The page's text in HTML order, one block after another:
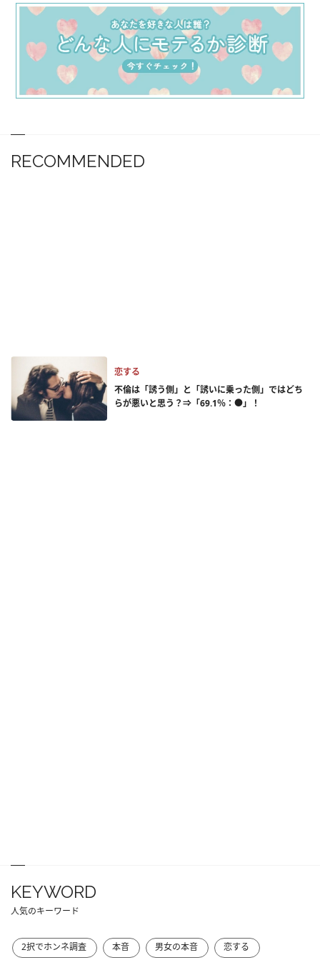
RECOMMENDED
恋する
不倫は「誘う側」と「誘いに乗った側」ではどち
らが悪いと思う？⇒「69.1％：●」！
KEYWORD
人気のキーワード
2択でホンネ調査 本音 男女の本音
恋する